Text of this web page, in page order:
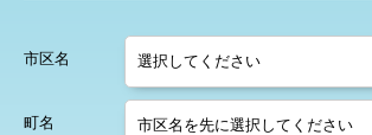
市区名
町名